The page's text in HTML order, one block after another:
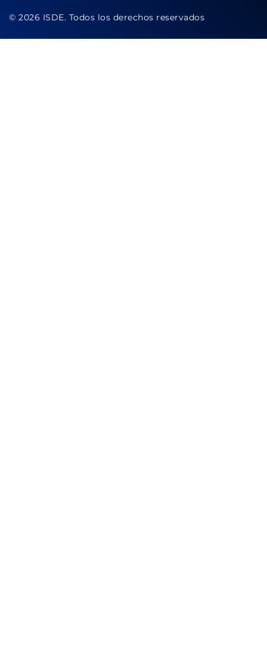
© 2026 ISDE. Todos los derechos reservados